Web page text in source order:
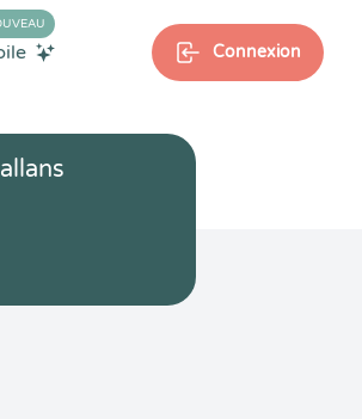
Connexion